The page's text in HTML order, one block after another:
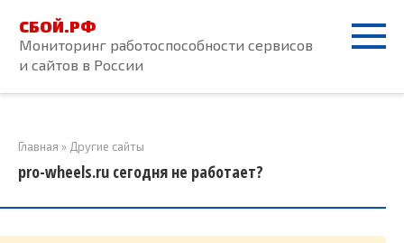
контенту
СБОЙ.РФ
Мониторинг работоспособности сервисов
и сайтов в России
Главная » Другие сайты
pro-wheels.ru сегодня не работает?